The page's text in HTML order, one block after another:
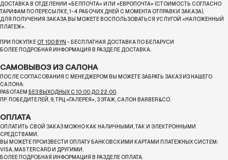
ДОСТАВКА В ОТДЕЛЕНИИ «БЕЛПОЧТА» ИЛИ «ЕВРОПОЧТА» (СТОИМОСТЬ СОГЛАСНО
ТАРИФАМ ПО ПЕРЕСЫЛКЕ, 1-4 РАБОЧИХ ДНЕЙ С МОМЕНТА ОТПРАВКИ ЗАКАЗА).
ДЛЯ ПОЛУЧЕНИЯ ЗАКАЗА ВЫ МОЖЕТЕ ВОСПОЛЬЗОВАТЬСЯ УСЛУГОЙ «НАЛОЖЕННЫЙ
ПЛАТЕЖ».
ПРИ ПОКУПКЕ ОТ 100 BYN - БЕСПЛАТНАЯ ДОСТАВКА ПО БЕЛАРУСИ
БОЛЕЕ ПОДРОБНАЯ ИНФОРМАЦИЯ В РАЗДЕЛЕ ДОСТАВКА.
САМОВЫВОЗ ИЗ САЛОНА
ПОСЛЕ СОГЛАСОВАНИЯ С МЕНЕДЖЕРОМ ВЫ МОЖЕТЕ ЗАБРАТЬ ЗАКАЗ ИЗ НАШЕГО
САЛОНА:
РАБОТАЕМ БЕЗ ВЫХОДНЫХ С 10:00 ДО 22:00.
ПР. ПОБЕДИТЕЛЕЙ, 9, ТРЦ «ГАЛЕРЕЯ», 3 ЭТАЖ, САЛОН BARBER&CO.
ОПЛАТА
ОПЛАТИТЬ СВОЙ ЗАКАЗ МОЖНО КАК НАЛИЧНЫМИ, ТАК И ЭЛЕКТРОННЫМИ
СРЕДСТВАМИ.
ВЫ МОЖЕТЕ ПРОИЗВЕСТИ ОПЛАТУ БАНКОВСКИМИ КАРТАМИ ПЛАТЕЖНЫХ СИСТЕМ:
VISA, MASTERCARD И ДРУГИМИ.
БОЛЕЕ ПОДРОБНАЯ ИНФОРМАЦИЯ В РАЗДЕЛЕ ОПЛАТА.